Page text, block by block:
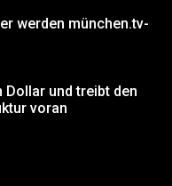
werden münchen.tv-
und treibt den
voran